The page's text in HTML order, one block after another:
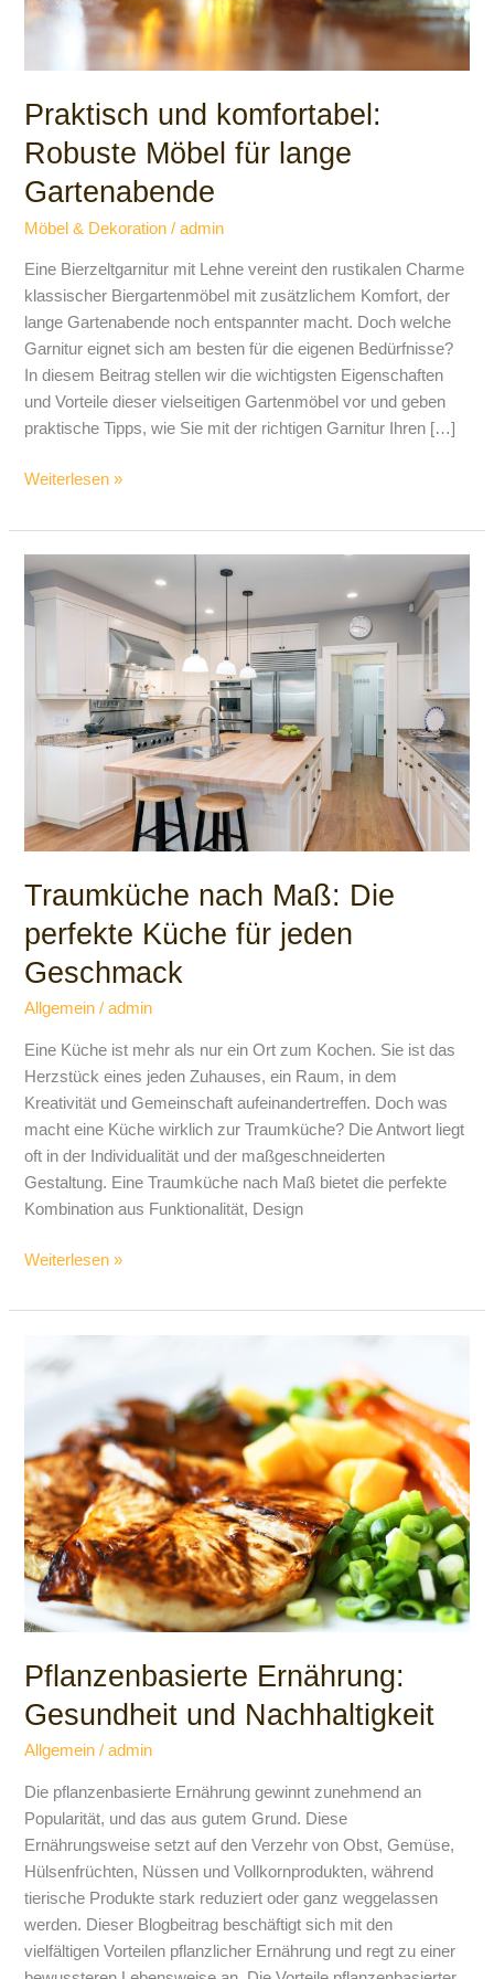
Praktisch und komfortabel:
Robuste Möbel für lange
Gartenabende
Möbel & Dekoration /admin
Eine Bierzeltgarnitur mit Lehne vereint den rustikalen Charme
klassischer Biergartenmöbel mit zusätzlichem Komfort, der
lange Gartenabende noch entspannter macht. Doch welche
Garnitur eignet sich am besten für die eigenen Bedürfnisse?
In diesem Beitrag stellen wir die wichtigsten Eigenschaften
und Vorteile dieser vielseitigen Gartenmöbel vor und geben
praktische Tipps, wie Sie mit der richtigen Garnitur Ihren […]
Weiterlesen »
Traumküche nach Maß: Die
perfekte Küche für jeden
Geschmack
Allgemein /admin
Eine Küche ist mehr als nur ein Ort zum Kochen. Sie ist das
Herzstück eines jeden Zuhauses, ein Raum, in dem
Kreativität und Gemeinschaft aufeinandertreffen. Doch was
macht eine Küche wirklich zur Traumküche? Die Antwort liegt
oft in der Individualität und der maßgeschneiderten
Gestaltung. Eine Traumküche nach Maß bietet die perfekte
Kombination aus Funktionalität, Design
Traumküche
nach
Maß:
Küche
jeden
Weiterlesen »
Pflanzenbasierte Ernährung:
Gesundheit und Nachhaltigkeit
Allgemein /admin
Die pflanzenbasierte Ernährung gewinnt zunehmend an
Popularität, und das aus gutem Grund. Diese
Ernährungsweise setzt auf den Verzehr von Obst, Gemüse,
Hülsenfrüchten, Nüssen und Vollkornprodukten, während
tierische Produkte stark reduziert oder ganz weggelassen
werden. Dieser Blogbeitrag beschäftigt sich mit den
vielfältigen Vorteilen pflanzlicher Ernährung und regt zu einer
Ernährung:
Nachhaltigkeit